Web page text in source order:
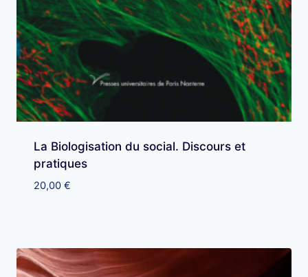
La Biologisation du social. Discours et
pratiques
20,00 €